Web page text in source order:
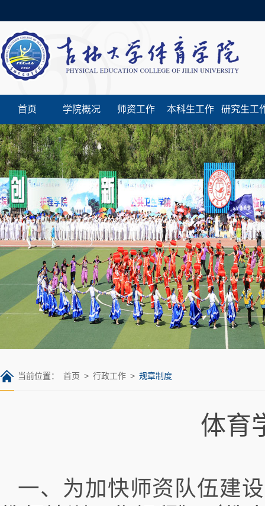
首页 学院概况 师资工作 本科生工作 研究生工
当前位置： 首页 > 行政工作 > 规章制度
体育
一、为加快师资队伍建